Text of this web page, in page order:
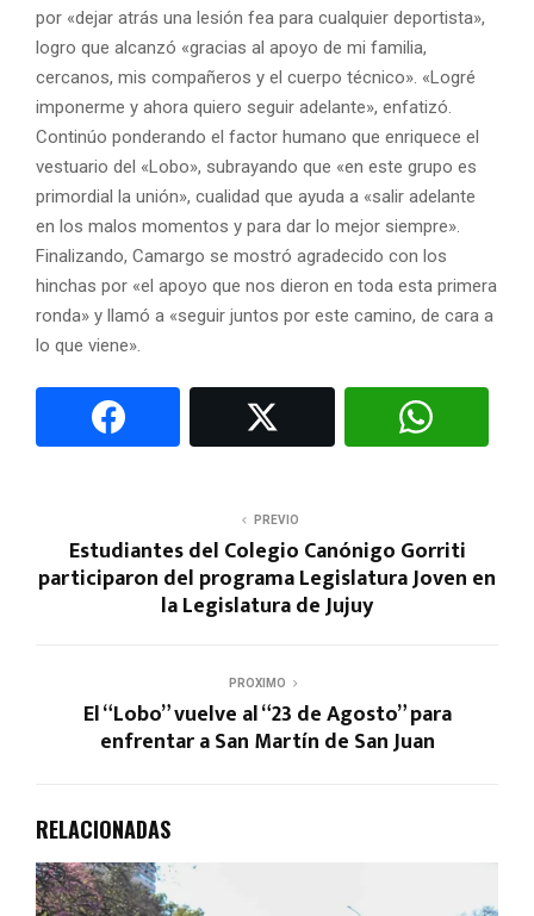
por «dejar atrás una lesión fea para cualquier deportista»,
logro que alcanzó «gracias al apoyo de mi familia,
cercanos, mis compañeros y el cuerpo técnico». «Logré
imponerme y ahora quiero seguir adelante», enfatizó.
Continúo ponderando el factor humano que enriquece el
vestuario del «Lobo», subrayando que «en este grupo es
primordial la unión», cualidad que ayuda a «salir adelante
en los malos momentos y para dar lo mejor siempre».
Finalizando, Camargo se mostró agradecido con los
hinchas por «el apoyo que nos dieron en toda esta primera
ronda» y llamó a «seguir juntos por este camino, de cara a
lo que viene».
PREVIO
Estudiantes del Colegio Canónigo Gorriti
participaron del programa Legislatura Joven en
la Legislatura de Jujuy
PROXIMO
El “Lobo” vuelve al “23 de Agosto” para
enfrentar a San Martín de San Juan
RELACIONADAS